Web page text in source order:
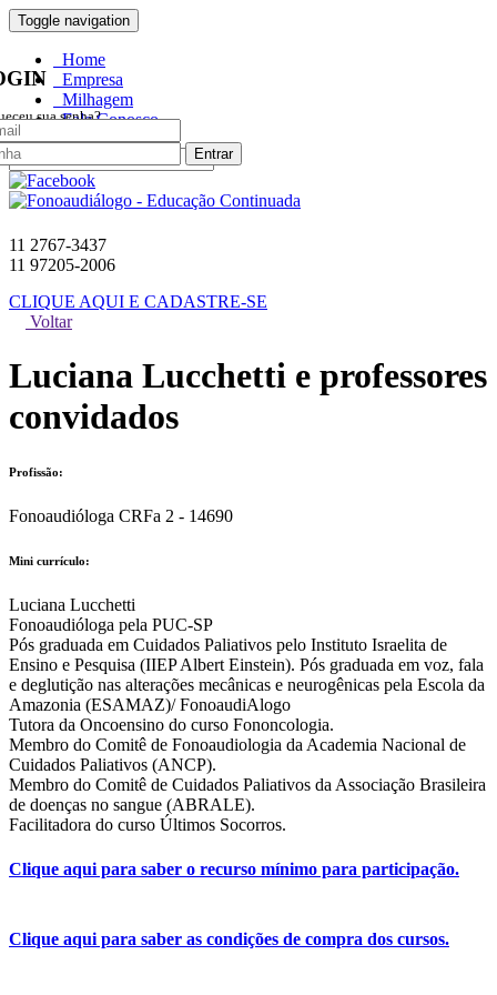
Toggle navigation
Home
Empresa
Milhagem
Fale Conosco
sua senha?
Entrar
11 2767-3437
11 97205-2006
CLIQUE AQUI E CADASTRE-SE
Voltar
Luciana Lucchetti e professores
convidados
Profissão:
Fonoaudióloga CRFa 2 - 14690
Mini currículo:
Luciana Lucchetti
Fonoaudióloga pela PUC-SP
Pós graduada em Cuidados Paliativos pelo Instituto Israelita de
Ensino e Pesquisa (IIEP Albert Einstein). Pós graduada em voz, fala
e deglutição nas alterações mecânicas e neurogênicas pela Escola da
Amazonia (ESAMAZ)/ FonoaudiAlogo
Tutora da Oncoensino do curso Fononcologia.
Membro do Comitê de Fonoaudiologia da Academia Nacional de
Cuidados Paliativos (ANCP).
Membro do Comitê de Cuidados Paliativos da Associação Brasileira
de doenças no sangue (ABRALE).
Facilitadora do curso Últimos Socorros.
Clique aqui para saber o recurso mínimo para participação.
Clique aqui para saber as condições de compra dos cursos.